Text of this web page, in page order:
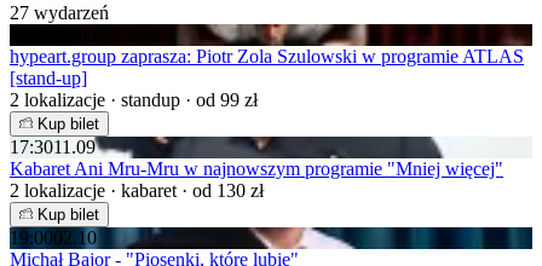
27 wydarzeń
hypeart.group zaprasza: Piotr Zola Szulowski w programie ATLAS
[stand-up]
2 lokalizacje · standup · od 99 zł
Kup bilet
17:3011.09
Kabaret Ani Mru-Mru w najnowszym programie "Mniej więcej"
2 lokalizacje · kabaret · od 130 zł
Kup bilet
19:0002.10
Michał Bajor - "Piosenki, które lubię"